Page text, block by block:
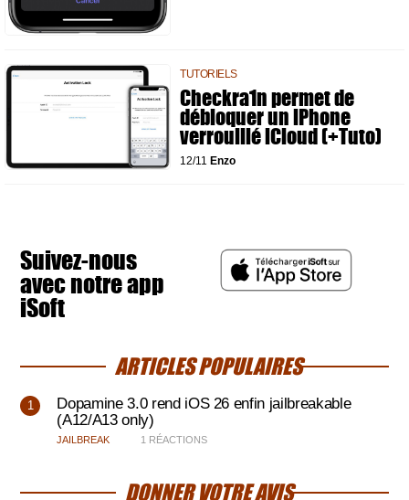
TUTORIELS
Checkra1n permet de
débloquer un iPhone
verrouillé iCloud (+Tuto)
12/11 Enzo
Suivez-nous
avec notre app
iSoft
ARTICLES POPULAIRES
Dopamine 3.0 rend iOS 26 enfin jailbreakable
(A12/A13 only)
JAILBREAK 1 RÉACTIONS
DONNER VOTRE AVIS